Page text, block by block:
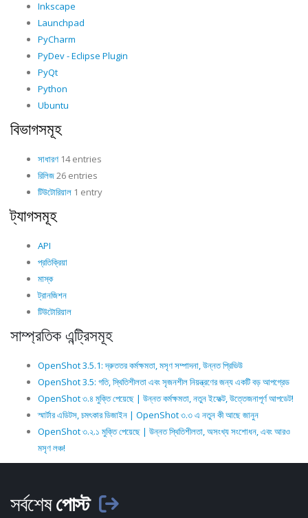
Inkscape
Launchpad
PyCharm
PyDev - Eclipse Plugin
PyQt
Python
Ubuntu
বিভাগসমূহ
সাধারণ 14 entries
রিলিজ26 entries
টিউটোরিয়াল 1 entry
ট্যাগসমূহ
API
প্রতিক্রিয়া
মাস্ক
ট্রানজিশন
টিউটোরিয়াল
সাম্প্রতিক এন্ট্রিসমূহ
OpenShot 3.5.1: দ্রুততর কর্মক্ষমতা, মসৃণ সম্পাদনা, উন্নত প্রিভিউ
OpenShot 3.5: গতি, স্থিতিশীলতা এবং সৃজনশীল নিয়ন্ত্রণের জন্য একটি বড় আপগ্রেড
OpenShot ৩.৪ মুক্তি পেয়েছে | উন্নত কর্মক্ষমতা, নতুন ইফেক্ট, উত্তেজনাপূর্ণ আপডেট!
স্মার্টার এডিটস, চমৎকার ডিজাইন | OpenShot ৩.৩ এ নতুন কী আছে জানুন
OpenShot ৩.২.১ মুক্তি পেয়েছে | উন্নত স্থিতিশীলতা, অসংখ্য সংশোধন, এবং আরও
মসৃণ লঞ্চ!
সর্বশেষপোস্ট